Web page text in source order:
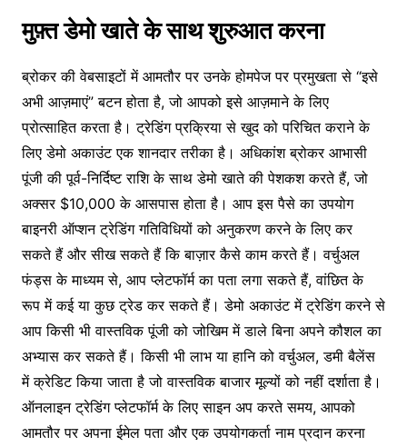
मुफ़्त डेमो खाते के साथ शुरुआत करना
ब्रोकर की वेबसाइटों में आमतौर पर उनके होमपेज पर प्रमुखता से “इसे
अभी आज़माएं” बटन होता है, जो आपको इसे आज़माने के लिए
प्रोत्साहित करता है। ट्रेडिंग प्रक्रिया से खुद को परिचित कराने के
लिए डेमो अकाउंट एक शानदार तरीका है। अधिकांश ब्रोकर आभासी
पूंजी की पूर्व-निर्दिष्ट राशि के साथ डेमो खाते की पेशकश करते हैं, जो
अक्सर $10,000 के आसपास होता है। आप इस पैसे का उपयोग
बाइनरी ऑप्शन ट्रेडिंग गतिविधियों को अनुकरण करने के लिए कर
सकते हैं और सीख सकते हैं कि बाज़ार कैसे काम करते हैं। वर्चुअल
फंड्स के माध्यम से, आप प्लेटफॉर्म का पता लगा सकते हैं, वांछित के
रूप में कई या कुछ ट्रेड कर सकते हैं। डेमो अकाउंट में ट्रेडिंग करने से
आप किसी भी वास्तविक पूंजी को जोखिम में डाले बिना अपने कौशल का
अभ्यास कर सकते हैं। किसी भी लाभ या हानि को वर्चुअल, डमी बैलेंस
में क्रेडिट किया जाता है जो वास्तविक बाजार मूल्यों को नहीं दर्शाता है।
ऑनलाइन ट्रेडिंग प्लेटफॉर्म के लिए साइन अप करते समय, आपको
आमतौर पर अपना ईमेल पता और एक उपयोगकर्ता नाम प्रदान करना